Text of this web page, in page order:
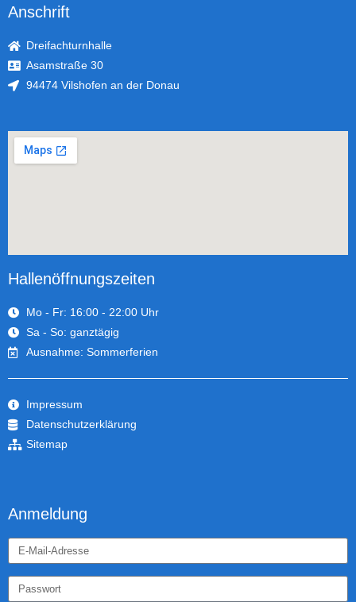
Anschrift
Dreifachturnhalle
Asamstraße 30
94474 Vilshofen an der Donau
Hallenöffnungszeiten
Mo - Fr: 16:00 - 22:00 Uhr
Sa - So: ganztägig
Ausnahme: Sommerferien
Impressum
Datenschutzerklärung
Sitemap
Anmeldung